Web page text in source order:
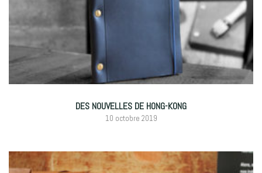
DES NOUVELLES DE HONG-KONG
10 octobre 2019